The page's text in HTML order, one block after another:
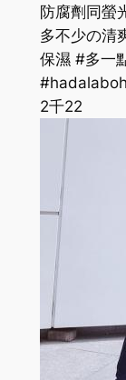
防腐劑同螢
多不少の清
保濕 #多一
2千22